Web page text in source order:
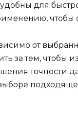
для
чтобы
от
за тем, чтобы
точности